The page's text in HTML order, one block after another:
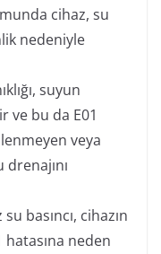
cihaz, su
nedeniyle
suyun
ve bu da E01
veya
drenajını
basıncı, cihazın
neden